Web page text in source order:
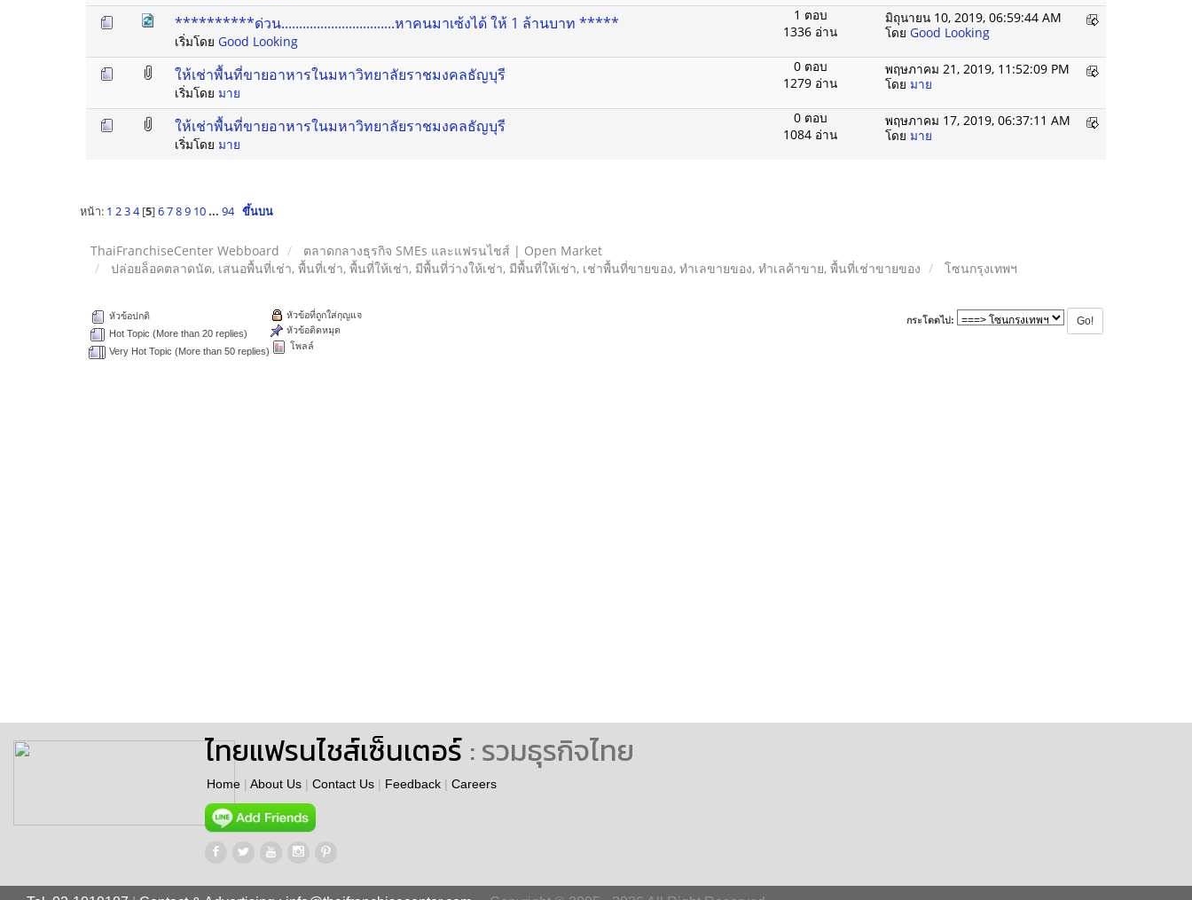
**********ด่วน................................หาคนมาเซ้งได้ ให้ 1 ล้านบาท *****
เริ่มโดย Good Looking
1 ตอบ
1336 อ่าน
มิถุนายน 10, 2019, 06:59:44 AM
โดย Good Looking
ให้เช่าพื้นที่ขายอาหารในมหาวิทยาลัยราชมงคลธัญบุรี
เริ่มโดย มาย
0 ตอบ
1279 อ่าน
พฤษภาคม 21, 2019, 11:52:09 PM
โดย มาย
ให้เช่าพื้นที่ขายอาหารในมหาวิทยาลัยราชมงคลธัญบุรี
เริ่มโดย มาย
0 ตอบ
1084 อ่าน
พฤษภาคม 17, 2019, 06:37:11 AM
โดย มาย
หน้า: 1 2 3 4[5]6 7 8 9 10 ... 94 ขึ้นบน
ThaiFranchiseCenter Webboard
ตลาดกลางธุรกิจ SMEs และแฟรนไชส์ | Open Market
ปล่อยล็อคตลาดนัด, เสนอพื้นที่เช่า, พื้นที่เช่า, พื้นที่ให้เช่า, มีพื้นที่ว่างให้เช่า, มีพื้นที่ให้เช่า, เช่าพื้นที่ขายของ, ทําเลขายของ, ทำเลค้าขาย, พื้นที่เช่าขายของ
โซนกรุงเทพฯ
กระโดดไป:
หัวข้อปกติ
Hot Topic (More than 20 replies)
Very Hot Topic (More than 50 replies)
หัวข้อที่ถูกใส่กุญแจ
หัวข้อติดหมุด
โพลล์
ไทยแฟรนไชส์เซ็นเตอร์ : รวมธุรกิจไทย
Home | About Us | Contact Us | Feedback | Careers